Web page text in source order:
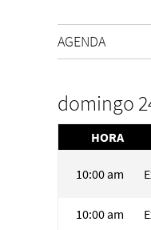
AGENDA
domingo
HORA
10:00 am
10:00 am